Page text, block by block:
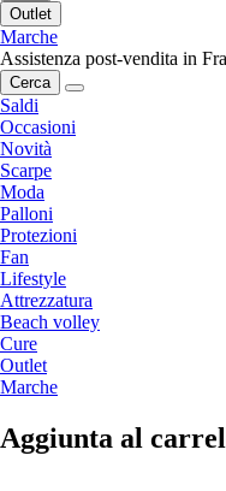
Outlet
Marche
Assistenza post-vendita in
Cerca
Saldi
Occasioni
Novità
Scarpe
Moda
Palloni
Protezioni
Fan
Lifestyle
Attrezzatura
Beach volley
Cure
Outlet
Marche
Aggiunta al